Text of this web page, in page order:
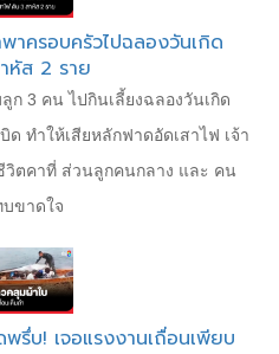
าครอบครัวไปฉลองวันเกิด
หัส 2 ราย
ก 3 คน ไปกินเลี้ยงฉลองวันเกิด
ด ทำให้เสียหลักฟาดอัดเสาไฟ เจ้า
วิตคาที่ ส่วนลูกคนกลาง และ คน
บขาดใจ
รึ่บ! เจอแรงงานเถื่อนเพียบ